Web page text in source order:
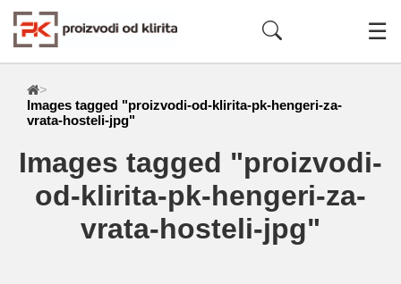
☰
>
Images tagged "proizvodi-od-klirita-pk-hengeri-za-
vrata-hosteli-jpg"
Images tagged "proizvodi-
od-klirita-pk-hengeri-za-
vrata-hosteli-jpg"